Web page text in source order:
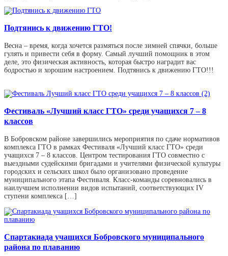
Подтянись к движению ГТО!
Весна – время, когда хочется размяться после зимней спячки, больше
гулять и привести себя в форму. Самый лучший помощник в этом
деле, это физическая активность, которая быстро наградит вас
бодростью и хорошим настроением. Подтянись к движению ГТО!!!
Фестиваль «Лучший класс ГТО» среди учащихся 7 – 8
классов
В Бобровском районе завершились мероприятия по сдаче нормативов
комплекса ГТО в рамках Фестиваля «Лучший класс ГТО» среди
учащихся 7 – 8 классов. Центром тестирования ГТО совместно с
выездными судейскими бригадами и учителями физической культуры
городских и сельских школ было организовано проведение
муниципального этапа Фестиваля. Класс-команды соревновались в
наилучшем исполнении видов испытаний, соответствующих IV
ступени комплекса […]
Спартакиада учащихся Бобровского муниципального
района по плаванию